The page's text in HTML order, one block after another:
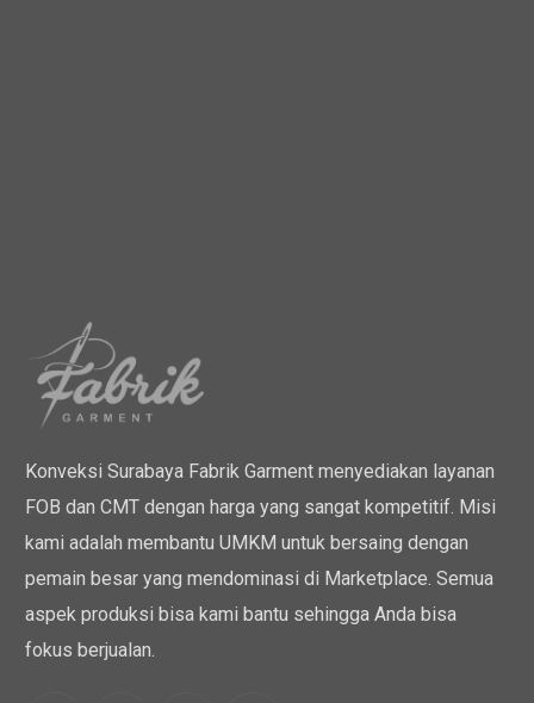
Konveksi Surabaya Fabrik Garment menyediakan layanan
FOB dan CMT dengan harga yang sangat kompetitif. Misi
kami adalah membantu UMKM untuk bersaing dengan
pemain besar yang mendominasi di Marketplace. Semua
aspek produksi bisa kami bantu sehingga Anda bisa
fokus berjualan.